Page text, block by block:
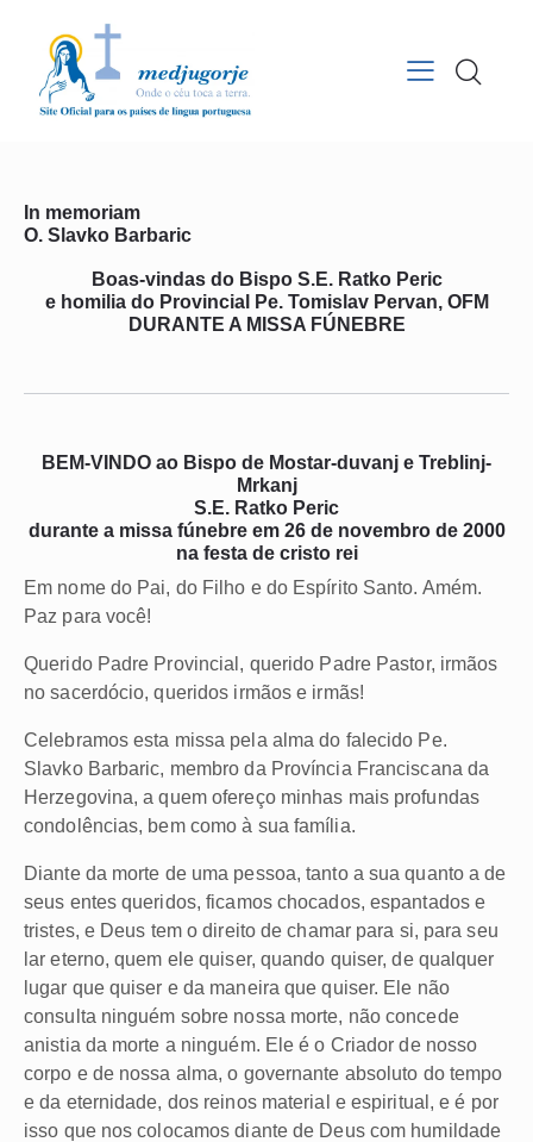
In memoriam
O. Slavko Barbaric
Boas-vindas do Bispo S.E. Ratko Peric
e homilia do Provincial Pe. Tomislav Pervan, OFM
DURANTE A MISSA FÚNEBRE
BEM-VINDO ao Bispo de Mostar-duvanj e Treblinj-
Mrkanj
S.E. Ratko Peric
durante a missa fúnebre em 26 de novembro de 2000
na festa de cristo rei
Em nome do Pai, do Filho e do Espírito Santo. Amém.
Paz para você!
Querido Padre Provincial, querido Padre Pastor, irmãos
no sacerdócio, queridos irmãos e irmãs!
Celebramos esta missa pela alma do falecido Pe.
Slavko Barbaric, membro da Província Franciscana da
Herzegovina, a quem ofereço minhas mais profundas
condolências, bem como à sua família.
Diante da morte de uma pessoa, tanto a sua quanto a de
seus entes queridos, ficamos chocados, espantados e
tristes, e Deus tem o direito de chamar para si, para seu
lar eterno, quem ele quiser, quando quiser, de qualquer
lugar que quiser e da maneira que quiser. Ele não
consulta ninguém sobre nossa morte, não concede
anistia da morte a ninguém. Ele é o Criador de nosso
corpo e de nossa alma, o governante absoluto do tempo
e da eternidade, dos reinos material e espiritual, e é por
isso que nos colocamos diante de Deus com humildade